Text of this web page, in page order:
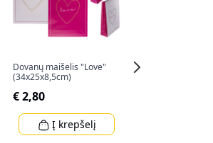
Dovanų maišelis "Love"
(34x25x8,5cm)
€ 2,80
Į krepšelį